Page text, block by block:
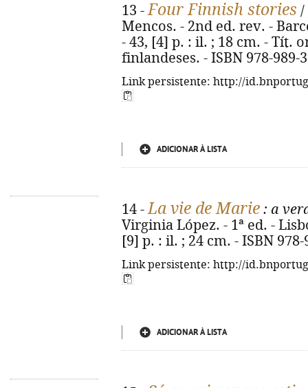
13 -Four Finnish stories /
Mencos. - 2nd ed. rev. -
- 43, [4] p. : il. ; 18 cm. - Tít.
finlandeses. - ISBN 978-989-
Link persistente: http://
ADICIONAR À LISTA
14 -La vie de Marie : a
Virginia López. - 1ª ed. -
[9] p. : il. ; 24 cm. - ISBN 978-
Link persistente: http://
ADICIONAR À LISTA